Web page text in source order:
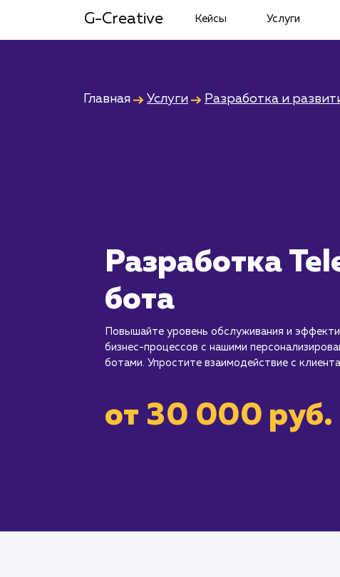
G-Creative Кейсы Услуги
Главная Услуги Разработка и
Разработка
бота
Повышайте уровень обслуживания и
бизнес-процессов с нашими
ботами. Упростите взаимодействие с
от 30 000 руб.